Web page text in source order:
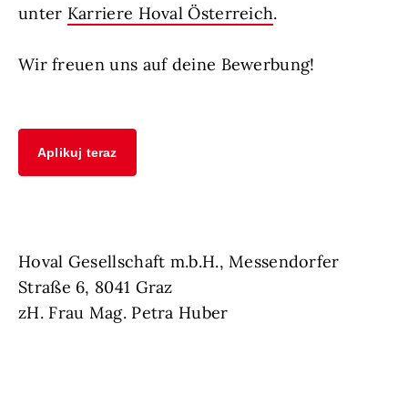
unter Karriere Hoval Österreich.
Wir freuen uns auf deine Bewerbung!
Aplikuj teraz
Hoval Gesellschaft m.b.H., Messendorfer
Straße 6, 8041 Graz
zH. Frau Mag. Petra Huber